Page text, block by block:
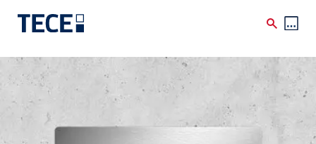
Skip to main content